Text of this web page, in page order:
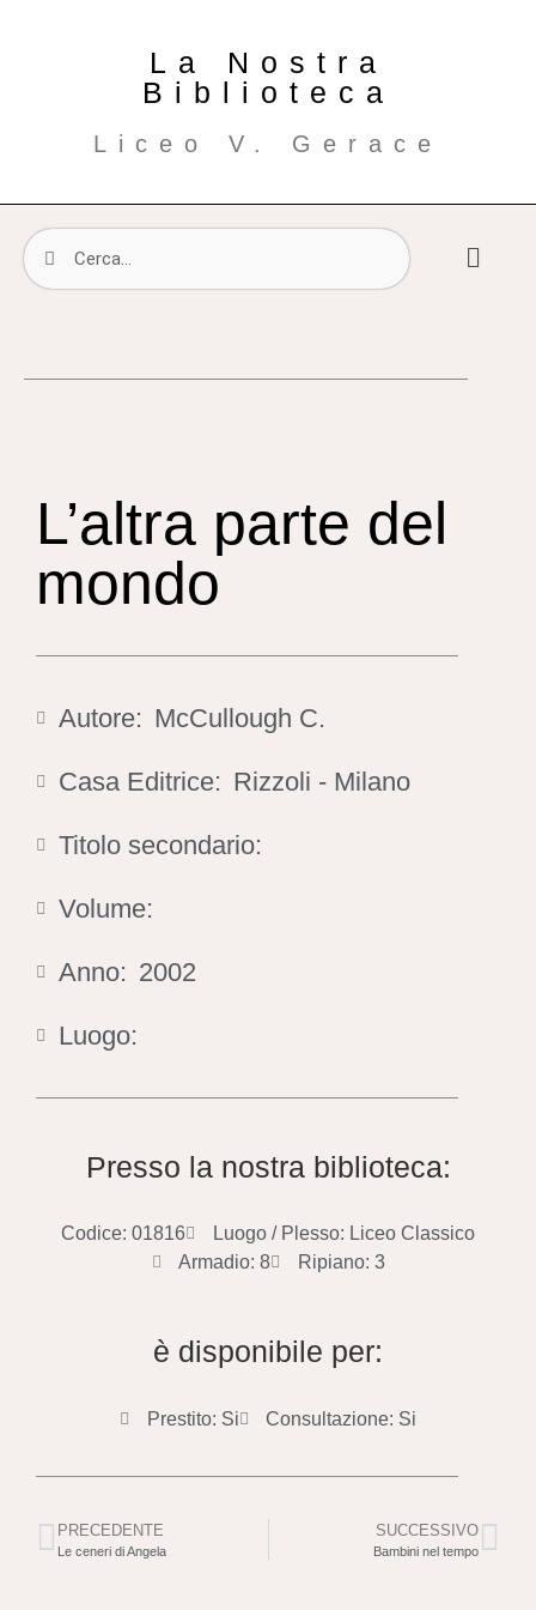
La Nostra
Biblioteca
Liceo V. Gerace
L’altra parte del
mondo
Autore: McCullough C.
Casa Editrice: Rizzoli - Milano
Titolo secondario:
Volume:
Anno: 2002
Luogo:
Presso la nostra biblioteca:
Codice: 01816
Luogo / Plesso: Liceo Classico
Armadio: 8
Ripiano: 3
è disponibile per:
Prestito: Si Consultazione: Si
PRECEDENTE
Le ceneri di Angela
SUCCESSIVO
Bambini nel tempo